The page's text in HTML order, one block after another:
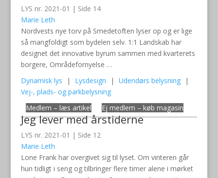
LYS nr. 2021-01 | Side 14
Marie Leth
Nordvests nye torv på Smedetoften lyser op og er lige
så mangfoldigt som bydelen selv. 1:1 Landskab har
designet det innovative byrum sammen med kvarterets
borgere, Områdefornyelse …
Dynamisk lys
| Lysdesign | Udendørs belysning
|
Vej-, plads- og parkbelysning
Medlem – læs artikel
Ej medlem – køb magasin
Jeg lever med årstiderne
LYS nr. 2021-01 | Side 12
Marie Leth
Lone Frank har overgivet sig til lyset. Om vinteren går
hun tidligt i seng og tilbringer flere timer alene i mørket